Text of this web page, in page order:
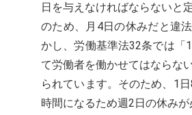
日を与えなければならないと
のため、月4日の休みだと違
かし、労働基準法32条では「
て労働者を働かせてはならな
られています。そのため、1
時間になるため週2日の休みが